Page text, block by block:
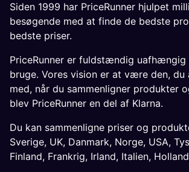
Siden 1999 har PriceRunner hjulpet
besøgende med at finde de bedste
bedste priser.
PriceRunner er fuldstændig
bruge. Vores vision er at være den, du
med, når du sammenligner produkter
blev PriceRunner en del af Klarna.
Du kan sammenligne priser og
Sverige, UK, Danmark, Norge, USA,
Finland, Frankrig, Irland, Italien, Holland